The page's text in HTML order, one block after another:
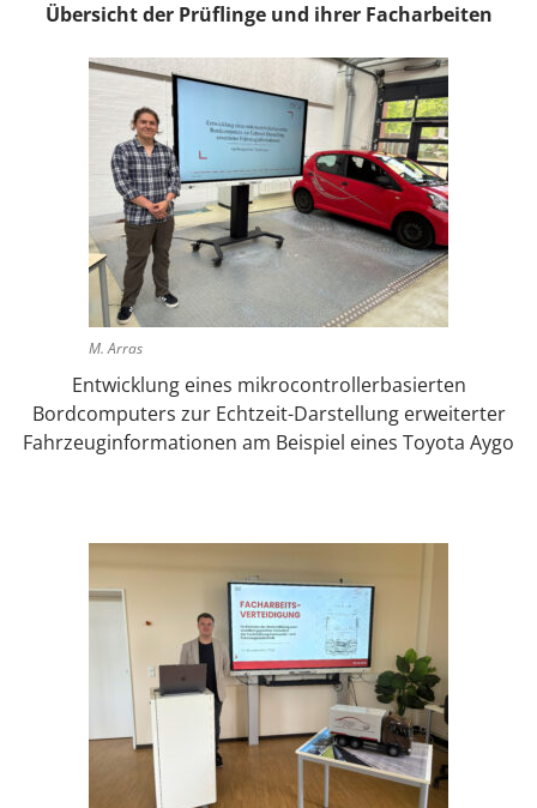
Übersicht der Prüflinge und ihrer Facharbeiten
M. Arras
Entwicklung eines mikrocontrollerbasierten
Bordcomputers zur Echtzeit-Darstellung erweiterter
Fahrzeuginformationen am Beispiel eines Toyota Aygo